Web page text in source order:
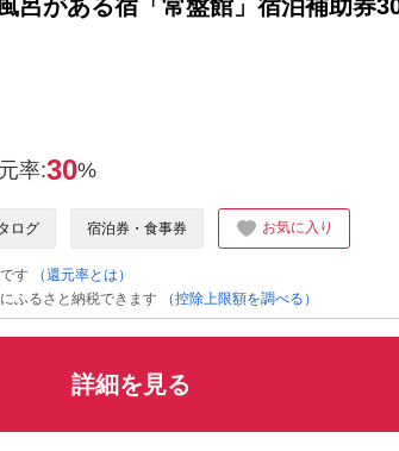
呂がある宿「常盤館」宿泊補助券
率:30%
ログ 宿泊券・食事券 お気に入り
す
（還元率とは）
ふるさと納税できます
（控除上限額を調べる）
詳細を見る